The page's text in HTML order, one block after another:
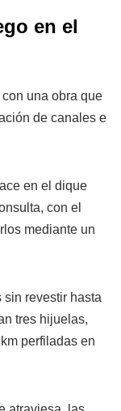
en el
una obra que
de canales e
en el dique
con el
mediante un
sin revestir hasta
tres hijuelas,
perfiladas en